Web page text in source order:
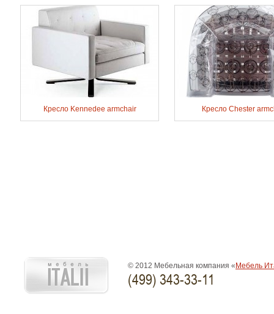
Кресло Kennedee armchair Кресло Chester
© 2012 Мебельная компания « Мебель
(499) 343-33-11